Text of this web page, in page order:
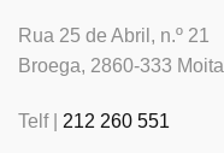
Rua 25 de Abril, n.º 21
Broega, 2860-333 Moita
Telf | 212 260 551